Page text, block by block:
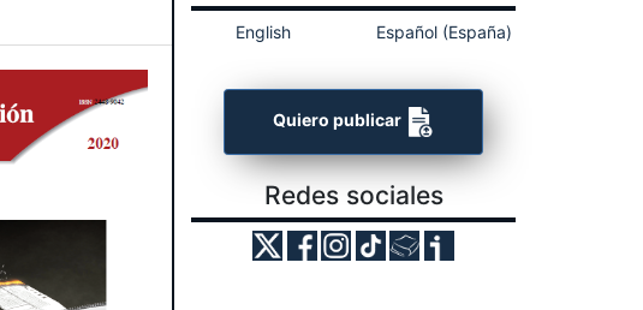
English Español (España)
Quiero publicar
Redes sociales